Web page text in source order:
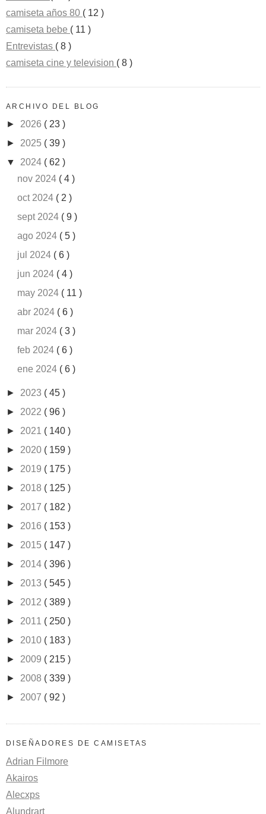
camiseta años 80 ( 12 )
camiseta bebe ( 11 )
Entrevistas ( 8 )
camiseta cine y television ( 8 )
ARCHIVO DEL BLOG
► 2026 ( 23 )
► 2025 ( 39 )
▼ 2024 ( 62 )
nov 2024 ( 4 )
oct 2024 ( 2 )
sept 2024 ( 9 )
ago 2024 ( 5 )
jul 2024 ( 6 )
jun 2024 ( 4 )
may 2024 ( 11 )
abr 2024 ( 6 )
mar 2024 ( 3 )
feb 2024 ( 6 )
ene 2024 ( 6 )
► 2023 ( 45 )
► 2022 ( 96 )
► 2021 ( 140 )
► 2020 ( 159 )
► 2019 ( 175 )
► 2018 ( 125 )
► 2017 ( 182 )
► 2016 ( 153 )
► 2015 ( 147 )
► 2014 ( 396 )
► 2013 ( 545 )
► 2012 ( 389 )
► 2011 ( 250 )
► 2010 ( 183 )
► 2009 ( 215 )
► 2008 ( 339 )
► 2007 ( 92 )
DISEÑADORES DE CAMISETAS
Adrian Filmore
Akairos
Alecxps
Alundrart